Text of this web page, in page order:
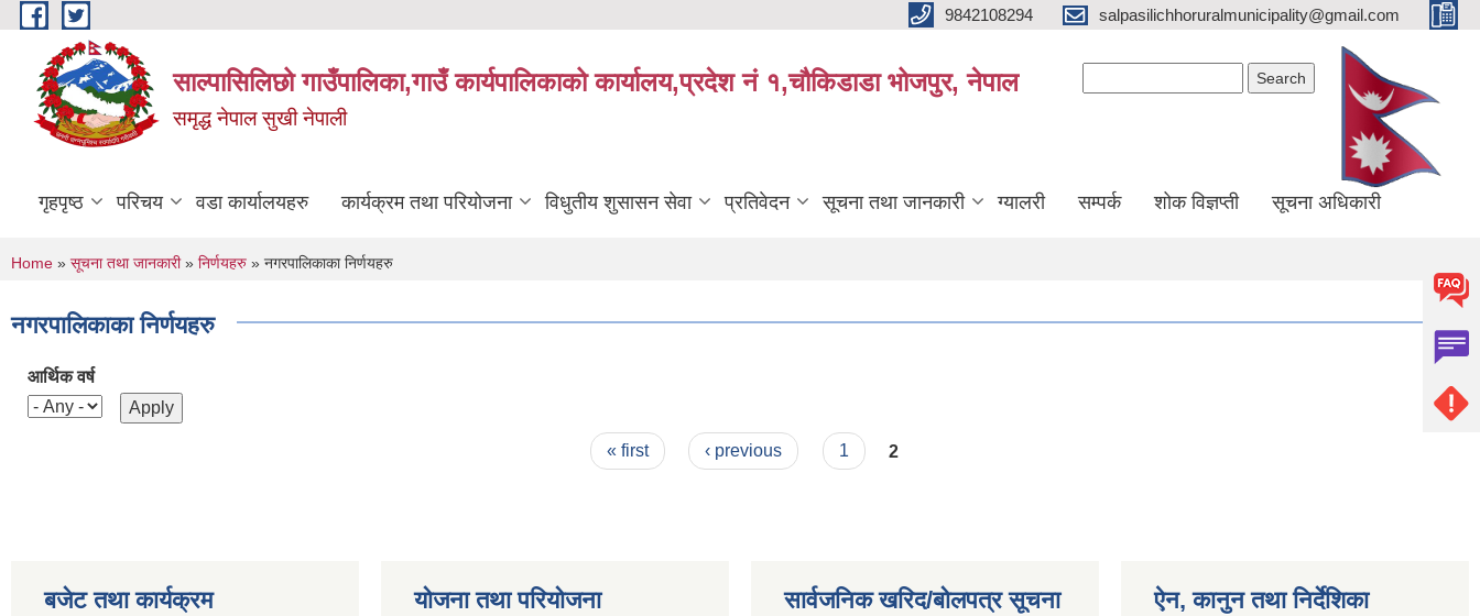
Skip to main content 9842108294 salpasilichhoruralmunicipality@gmail.com
साल्पासिलिछो गाउँपालिका,गाउँ कार्यपालिकाको कार्यालय,प्रदेश नं १,चौकिडाडा भोजपुर, नेपाल
समृद्ध नेपाल सुखी नेपाली
गृहपृष्ठ परिचय वडा कार्यालयहरु कार्यक्रम तथा परियोजना विधुतीय शुसासन सेवा प्रतिवेदन सूचना तथा जानकारी ग्यालरी सम्पर्क शोक विज्ञप्ती सूचना अधिकारी
You are here
Home » सूचना तथा जानकारी» निर्णयहरु » नगरपालिकाका निर्णयहरु
नगरपालिकाका निर्णयहरु
आर्थिक वर्ष
« first ‹ previous 1 2
बजेट तथा कार्यक्रम योजना तथा परियोजना सार्वजनिक खरिद/बोलपत्र सूचना ऐन, कानुन तथा निर्देशिका